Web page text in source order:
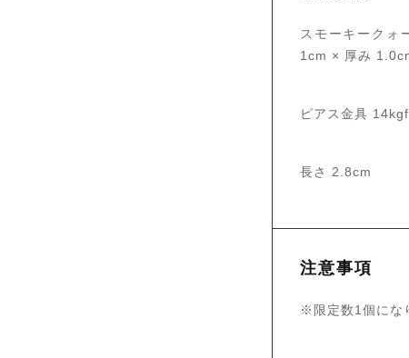
スモーキークォ
1cm × 厚み
ピアス金具 14kgf
長さ 2.8cm
注意事項
※限定数1個にな